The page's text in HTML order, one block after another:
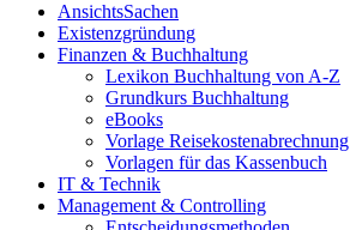
AnsichtsSachen
Existenzgründung
Finanzen & Buchhaltung
Lexikon Buchhaltung von A-Z
Grundkurs Buchhaltung
eBooks
Vorlage Reisekostenabrechnung
Vorlagen für das Kassenbuch
IT & Technik
Management & Controlling